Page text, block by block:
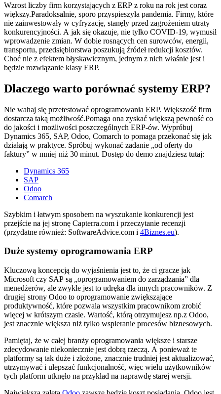
Wzrost liczby firm korzystających z ERP z roku na rok jest coraz
większy.Paradoksalnie, sporo przyspieszyła pandemia. Firmy, które
nie zainwestowały w cyfryzację, stanęły przed zagrożeniem utraty
konkurencyjności. A jak się okazuje, nie tylko COVID-19, wymusił
wprowadzenie zmian. W dobie rosnących cen surowców, energii,
transportu, przedsiębiorstwa poszukują źródeł redukcji kosztów.
Choć nie z efektem błyskawicznym, jednym z nich właśnie jest i
będzie rozwiązanie klasy ERP.
Dlaczego warto porównać systemy ERP?
Nie wahaj się przetestować oprogramowania ERP. Większość firm
dostarcza taką możliwość.Pomaga ona zyskać większą pewność co
do jakości i możliwości poszczególnych ERP-ów. Wypróbuj
Dynamics 365, SAP, Odoo, Comarch to pomaga przekonać się jak
działają w praktyce. Spróbuj wykonać zadanie „od oferty do
faktury” w mniej niż 30 minut. Dostęp do demo znajdziesz tutaj:
Dynamics 365
SAP
Odoo
Comarch
Szybkim i łatwym sposobem na wyszukanie konkurencji jest
przejście na jej stronę Capterra.com i przeczytanie recenzji
(przydatne również: SoftwareAdvice.com i 4Biznes.eu).
Duże systemy oprogramowania ERP
Kluczową koncepcją do wyjaśnienia jest to, że ci gracze jak
Microsoft czy SAP są „oprogramowaniem do zarządzania” dla
menedżerów, ale zwykle jest to udręka dla innych pracowników. Z
drugiej strony Odoo to oprogramowanie zwiększające
produktywność, które pozwala wszystkim pracownikom zrobić
więcej w krótszym czasie. Wartość, którą otrzymujesz np.z Odoo,
jest znacznie większa niż tylko wspieranie procesów biznesowych.
Pamiętaj, że w całej branży oprogramowania większe i starsze
zdecydowanie niekoniecznie jest dobrą rzeczą. A ponieważ te
platformy są tak duże i złożone, znacznie trudniej jest aktualizować,
utrzymywać i ulepszać funkcjonalność, więc wielu użytkowników
tych platform utknęło na przykład na naprawdę starej wersji.